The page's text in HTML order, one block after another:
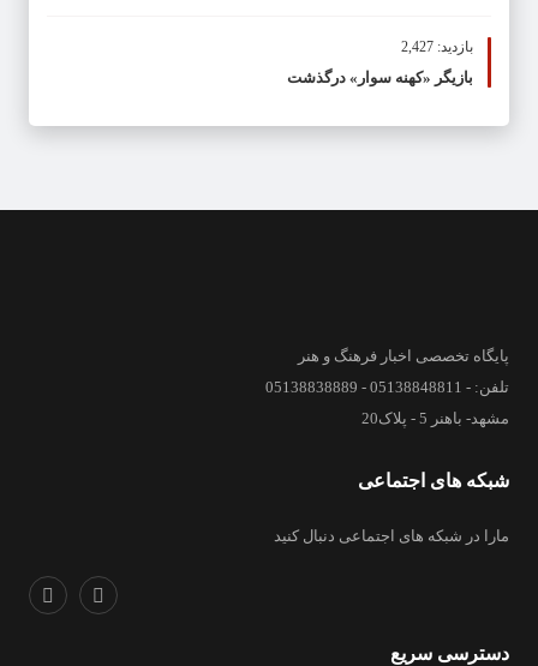
بازدید: 2,427
بازیگر «کهنه سوار» درگذشت
پایگاه تخصصی اخبار فرهنگ و هنر
تلفن: - 05138848811 - 05138838889
مشهد- باهنر 5 - پلاک20
شبکه های اجتماعی
مارا در شبکه های اجتماعی دنبال کنید
دسترسی سریع